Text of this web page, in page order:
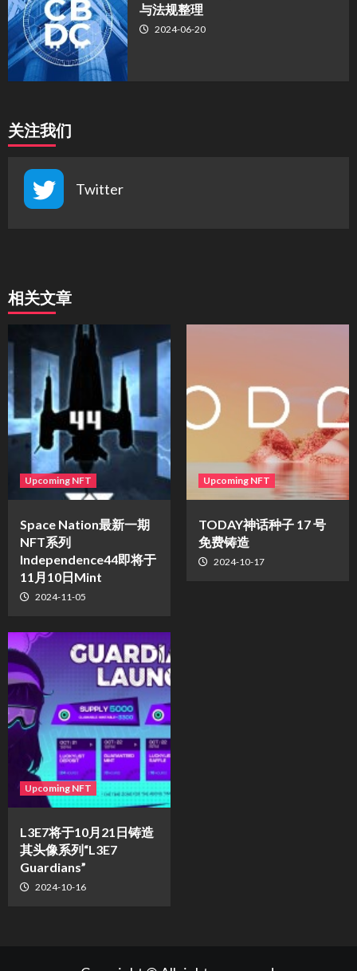
与法规整理
2024-06-20
关注我们
Twitter
相关文章
Upcoming NFT
Space Nation最新一期
NFT系列
Independence44即将于
11月10日Mint
2024-11-05
Upcoming NFT
TODAY神话种子 17 号
免费铸造
2024-10-17
Upcoming NFT
L3E7将于10月21日铸造
其头像系列“L3E7
Guardians”
2024-10-16